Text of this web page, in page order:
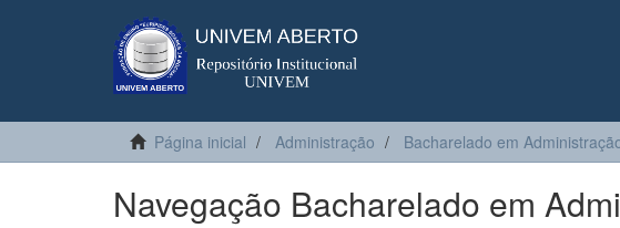
Página inicial Administração Bacharelado em
Navegação Bacharelado em